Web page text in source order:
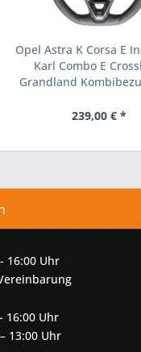
Opel Astra K Corsa E
Karl Combo E
Grandland
239,00 € *
16:00 Uhr
16:00 Uhr
13:00 Uhr